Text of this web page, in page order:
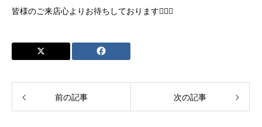
皆様のご来店心よりお待ちしております🙇🏻‍♂️
前の記事 次の記事